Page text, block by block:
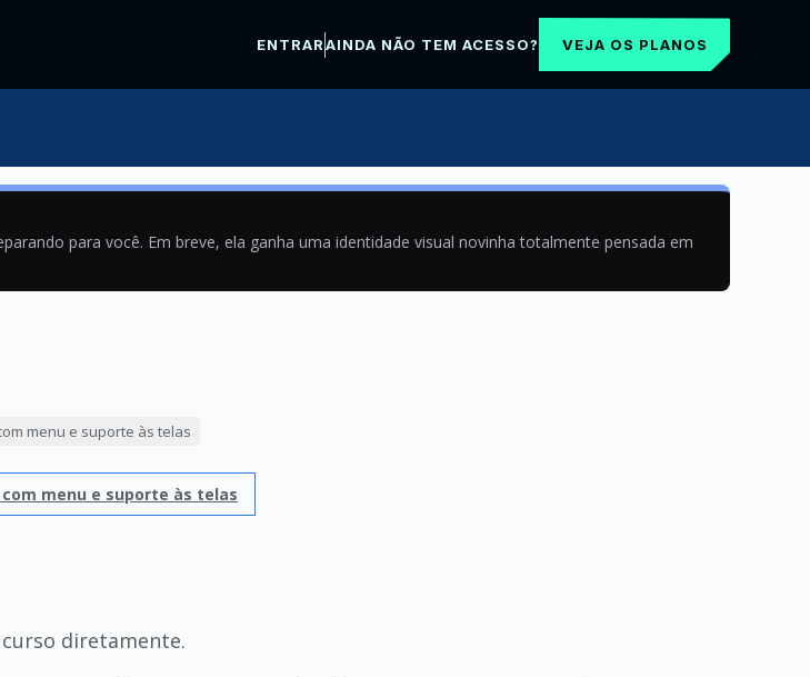
ENTRARAINDA NÃO TEM ACESSO? VEJA OS PLANOS
para você. Em breve, ela ganha uma identidade visual novinha totalmente pensada em
menu e suporte às telas
menu e suporte às telas
diretamente.